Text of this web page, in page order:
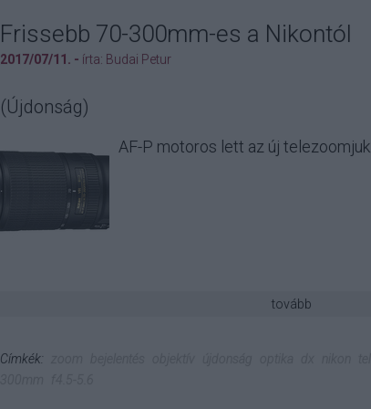
Frissebb 70-300mm-es a Nikontól
2017/07/11. - írta: Budai Petur
(Újdonság)
AF-P motoros lett az új telezoomjuk.
tovább
Címkék: